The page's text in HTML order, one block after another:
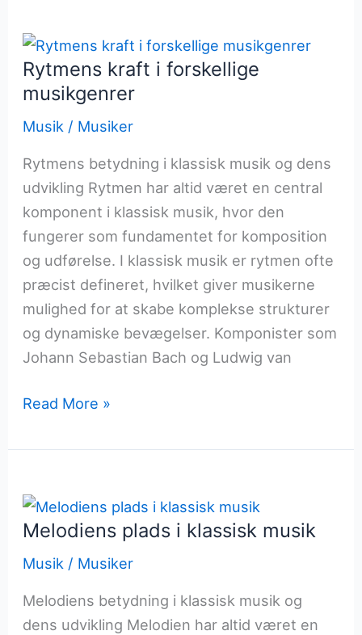
moderne
musikbillede
Rytmens kraft i forskellige
musikgenrer
Musik / Musiker
Rytmens betydning i klassisk musik og dens
udvikling Rytmen har altid været en central
komponent i klassisk musik, hvor den
fungerer som fundamentet for komposition
og udførelse. I klassisk musik er rytmen ofte
præcist defineret, hvilket giver musikerne
mulighed for at skabe komplekse strukturer
og dynamiske bevægelser. Komponister som
Johann Sebastian Bach og Ludwig van
Rytmens
i
musikgenrer
Read More »
Melodiens plads i klassisk musik
Musik / Musiker
Melodiens betydning i klassisk musik og
dens udvikling Melodien har altid været en